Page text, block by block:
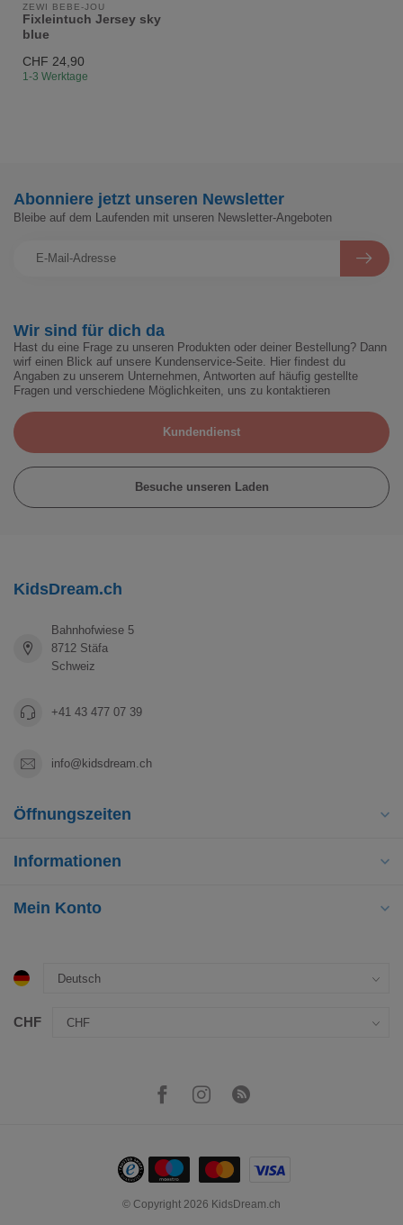
ZEWI BÉBÉ-JOU
Fixleintuch Jersey sky
blue
CHF 24,90
1-3 Werktage
Wir sind für dich da
Hast du eine Frage zu unseren Produkten oder deiner Bestellung? Dann
wirf einen Blick auf unsere Kundenservice-Seite. Hier findest du
Angaben zu unserem Unternehmen, Antworten auf häufig gestellte
Fragen und verschiedene Möglichkeiten, uns zu kontaktieren
Kundendienst
Besuche unseren Laden
Abonniere jetzt unseren Newsletter
Bleibe auf dem Laufenden mit unseren Newsletter-Angeboten
KidsDream.ch
Bahnhofwiese 5
8712 Stäfa
Schweiz
+41 43 477 07 39
info@kidsdream.ch
Öffnungszeiten
Informationen
Mein Konto
CHF
© Copyright 2026 KidsDream.ch